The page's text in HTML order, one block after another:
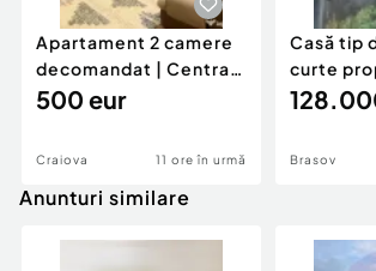
Apartament 2 camere
decomandat | Centrală
proprie | 60 mp |
500 eur
Craiova 11 ore în urmă
Casă tip
curte
pentru
Brasov
Anunturi similare